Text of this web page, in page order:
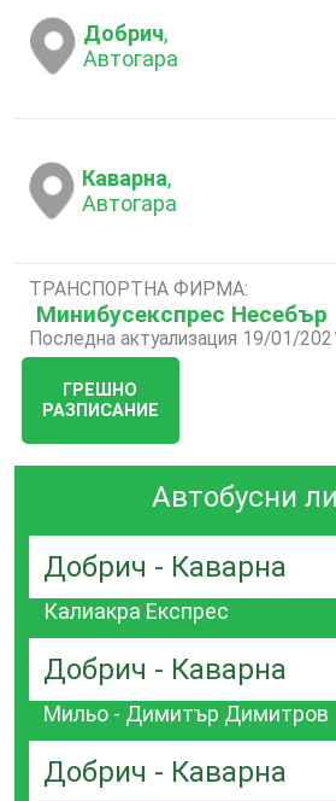
Добрич,
Автогара
Каварна,
Автогара
ТРАНСПОРТНА ФИРМА:
Минибусекспрес Несебър
Последна актуализация 19/01/
ГРЕШНО
РАЗПИСАНИЕ
Автобусни
Добрич - Каварна
Калиакра Експрес
Добрич - Каварна
Мильо - Димитър Димитров
Добрич - Каварна